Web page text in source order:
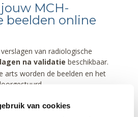
van cookies
MCH-
beelden online
van radiologische
na validatie beschikbaar.
arts worden de beelden en het
gaan de resultaten eerst